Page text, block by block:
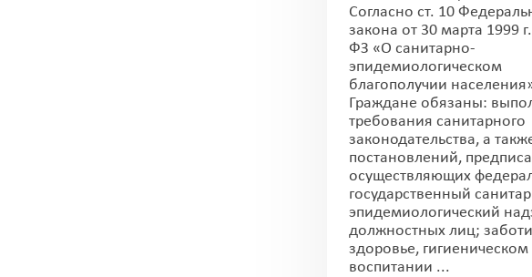
Согласно ст. 10
закона от 30 марта 1999
ФЗ «О санитарно-
эпидемиологическом
благополучии
Граждане обязаны:
требования санитарного
законодательства, а
постановлений,
осуществляющих
государственный
эпидемиологический
должностных лиц;
здоровье, гигиеническом
воспитании ...